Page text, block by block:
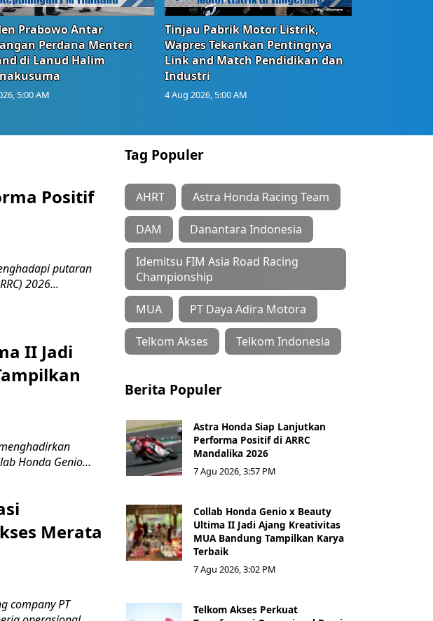
Prabowo Antar
Perdana Menteri
di Lanud Halim
5:00 AM
Tinjau Pabrik Motor Listrik,
Wapres Tekankan Pentingnya
Link and Match Pendidikan dan
Industri
4 Aug 2026, 5:00 AM
Positif
putaran
2026...
II Jadi
Honda Genio...
Merata
company PT
Tag Populer
AHRT Astra Honda Racing Team
DAM Danantara Indonesia
Idemitsu FIM Asia Road Racing
Championship
MUA PT Daya Adira Motora
Telkom Akses Telkom Indonesia
Berita Populer
Astra Honda Siap Lanjutkan
Performa Positif di ARRC
Mandalika 2026
7 Agu 2026, 3:57 PM
Collab Honda Genio x Beauty
Ultima II Jadi Ajang Kreativitas
MUA Bandung Tampilkan Karya
Terbaik
7 Agu 2026, 3:02 PM
Telkom Akses Perkuat